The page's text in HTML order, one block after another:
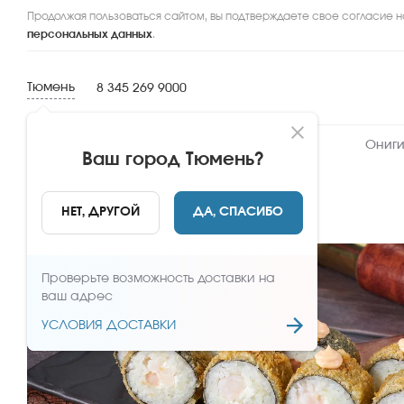
Продолжая пользоваться сайтом, вы подтверждаете свое согласие
персональных данных.
Тюмень
Ваш город Тюмень?
НЕТ, ДРУГОЙ ДА, СПАСИБО
Проверьте возможность доставки на
ваш адрес
УСЛОВИЯ ДОСТАВКИ
8 345 269 9000
НАЗАД